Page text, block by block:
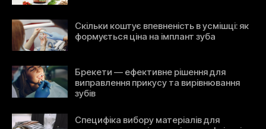
Скільки коштує впевненість в усмішці: як
формується ціна на імплант зуба
Брекети — ефективне рішення для
виправлення прикусу та вирівнювання
зубів
Специфіка вибору матеріалів для